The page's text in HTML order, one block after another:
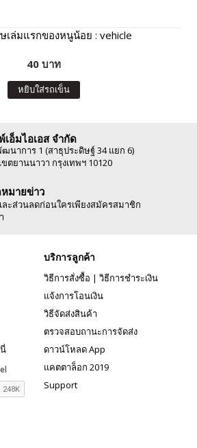
เล่มแรกของหนูน้อย : vehicle
40 บาท
หยิบใส่รถเข็น
อ็มไอเอส จำกัด
นาการ 1 (สาธุประดิษฐ์ 34 แยก 6)
ขตยานนาวา กรุงเทพฯ 10120
มายข่าว
ะส่วนลดก่อนใครเพียงสมัครสมาชิก
บริการลูกค้า
วิธีการสั่งซื้อ | วิธีการชำระเงิน
แจ้งการโอนเงิน
วิธีจัดส่งสินค้า
ตรวจสอบถานะการจัดส่ง
ดาวน์โหลด App
แคตตาล็อก 2019
Support